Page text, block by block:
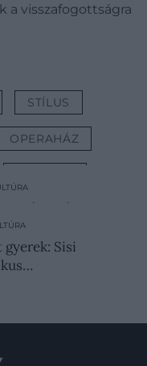
a visszafogottságra
STÍLUS
OPERAHÁZ
házassága
Sisi